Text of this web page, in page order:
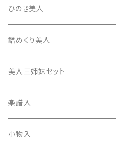
13絃用琴台（高）
消音フェルト
三角撥入（ファスナー式）
長唄・民謡撥
地唄撥
撥さや
撥滑り止めゴム
ひざゴム・胴ゴム・おひざもと
天神袋
天神巾着
ひのき美人
譜めくり美人
美人三姉妹セット
楽譜入
小物入